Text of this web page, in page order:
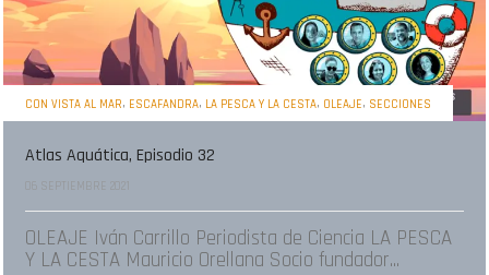
CON VISTA AL MAR, ESCAFANDRA, LA PESCA Y LA CESTA, OLEAJE, SECCIONES
Atlas Aquática, Episodio 32
06 SEPTIEMBRE 2021
OLEAJE Iván Carrillo Periodista de Ciencia LA PESCA
Y LA CESTA Mauricio Orellana Socio fundador...